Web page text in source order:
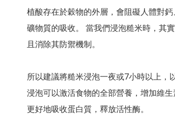
植酸存在於穀物的外層，會阻礙人體對
礦物質的吸收。 當我們浸泡糙米時，其
且消除其防禦機制。
所以建議將糙米浸泡一夜或7小時以上，
浸泡可以激活食物的全部營養，增加維生
更好地吸收蛋白質，釋放活性酶。